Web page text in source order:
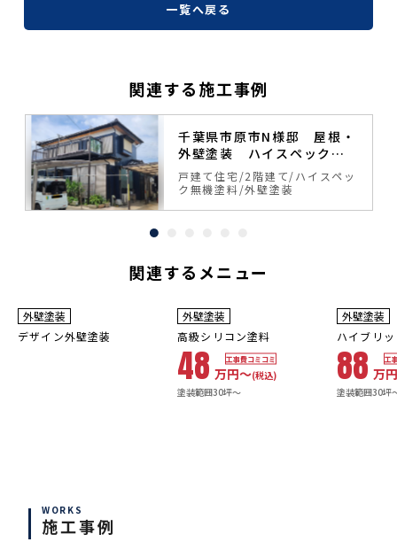
一覧へ戻る
関連する施工事例
千葉県市原市N様邸 屋根・
外壁塗装 ハイスペック無
機塗料
戸建て住宅 2階建て ハイスペッ
ク無機塗料 外壁塗装
関連するメニュー
外壁塗装
デザイン外壁塗装
耐用年数
10年
外壁塗装
高級シリコン塗料
48 万円〜(税込)
工事費コミコミ
塗装範囲30坪～
耐用年数
16~20年
外壁塗装
ハイブリ
88 万
工
塗装範囲30坪
WORKS
施工事例